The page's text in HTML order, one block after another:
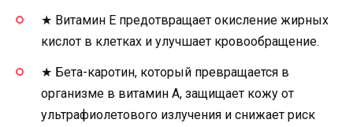
★ Витамин Е предотвращает окисление жирных
кислот в клетках и улучшает кровообращение.
★ Бета-каротин, который превращается в
организме в витамин А, защищает кожу от
ультрафиолетового излучения и снижает риск